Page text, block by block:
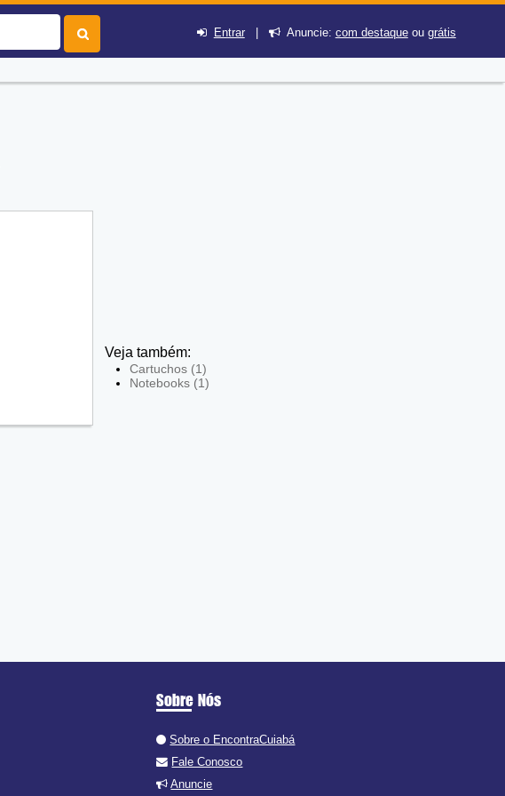
Entrar| Anuncie: com destaqueou grátis
Veja também:
Cartuchos (1)
Notebooks (1)
Sobre Nós
Sobre o EncontraCuiabá
Fale Conosco
Anuncie